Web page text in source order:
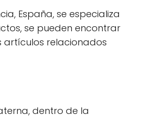
España, se especializa
se pueden encontrar
artículos relacionados
dentro de la